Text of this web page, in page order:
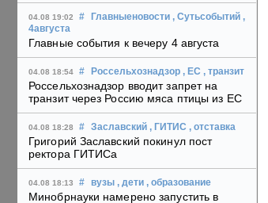
04.08 19:02 # Главныеновости , Сутьсобытий ,
4августа
Главные события к вечеру 4 августа
04.08 18:54 # Россельхознадзор , ЕС , транзит
Россельхознадзор вводит запрет на
транзит через Россию мяса птицы из ЕС
04.08 18:28 # Заславский , ГИТИС , отставка
Григорий Заславский покинул пост
ректора ГИТИСа
04.08 18:13 # вузы , дети , образование
Минобрнауки намерено запустить в